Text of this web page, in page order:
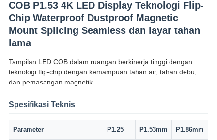
COB P1.53 4K LED Display Teknologi Flip-
Chip Waterproof Dustproof Magnetic
Mount Splicing Seamless dan layar tahan
lama
Tampilan LED COB dalam ruangan berkinerja tinggi dengan
teknologi flip-chip dengan kemampuan tahan air, tahan debu,
dan pemasangan magnetik.
Spesifikasi Teknis
Parameter P1.25 P1.53mm P1.86mm